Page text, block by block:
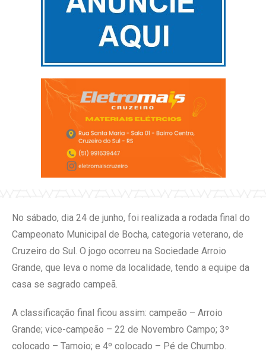
No sábado, dia 24 de junho, foi realizada a rodada final do
Campeonato Municipal de Bocha, categoria veterano, de
Cruzeiro do Sul. O jogo ocorreu na Sociedade Arroio
Grande, que leva o nome da localidade, tendo a equipe da
casa se sagrado campeã.
A classificação final ficou assim: campeão – Arroio
Grande; vice-campeão – 22 de Novembro Campo; 3º
colocado – Tamoio; e 4º colocado – Pé de Chumbo.